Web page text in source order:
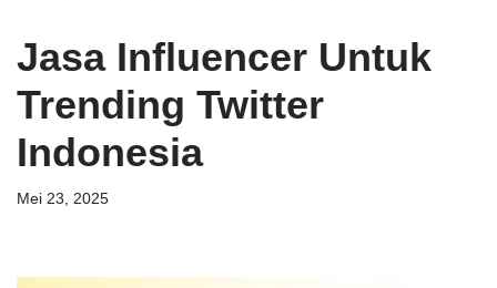
Jasa Influencer Untuk
Trending Twitter
Indonesia
Mei 23, 2025